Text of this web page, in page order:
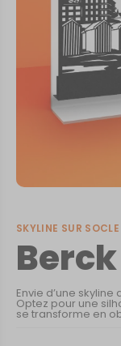
SKYLINE SUR SOCLE
Berck
Envie d’une
Optez pour une
se transforme en